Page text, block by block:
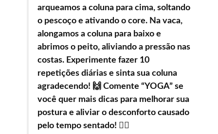
arqueamos a coluna para cima, soltando
o pescoço e ativando o core. Na vaca,
alongamos a coluna para baixo e
abrimos o peito, aliviando a pressão nas
costas. Experimente fazer 10
repetições diárias e sinta sua coluna
agradecendo! 🙌 Comente “YOGA” se
você quer mais dicas para melhorar sua
postura e aliviar o desconforto causado
pelo tempo sentado! 🧘‍♀️